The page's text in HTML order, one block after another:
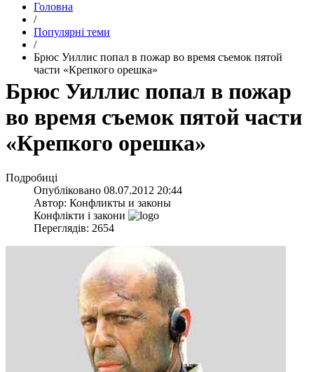
Головна
/
Популярні теми
/
Брюс Уиллис попал в пожар во время съемок пятой
части «Крепкого орешка»
Брюс Уиллис попал в пожар
во время съемок пятой части
«Крепкого орешка»
Подробиці
Опубліковано 08.07.2012 20:44
Автор: Конфликты и законы
Конфлікти і закони
Переглядів: 2654